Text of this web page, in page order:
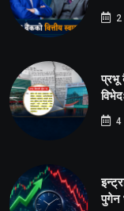
2
प्रभू
4
पुगेन